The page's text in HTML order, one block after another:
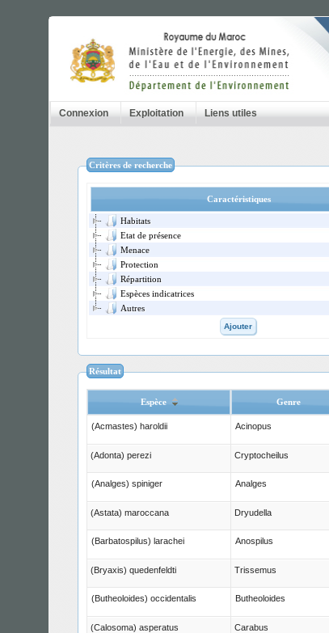
Connexion Exploitation Liens utiles
Critères de recherche
Caractéristiques
Habitats
Etat de présence
Menace
Protection
Répartition
Espèces indicatrices
Autres
Ajouter
Résultat
Espèce Genre
(Acmastes) haroldii Acinopus
(Adonta) perezi Cryptocheilus
(Analges) spiniger Analges
(Astata) maroccana Dryudella
(Barbatospilus) larachei Anospilus
(Bryaxis) quedenfeldti Trissemus
(Butheoloides) occidentalis Butheoloides
(Calosoma) asperatus Carabus